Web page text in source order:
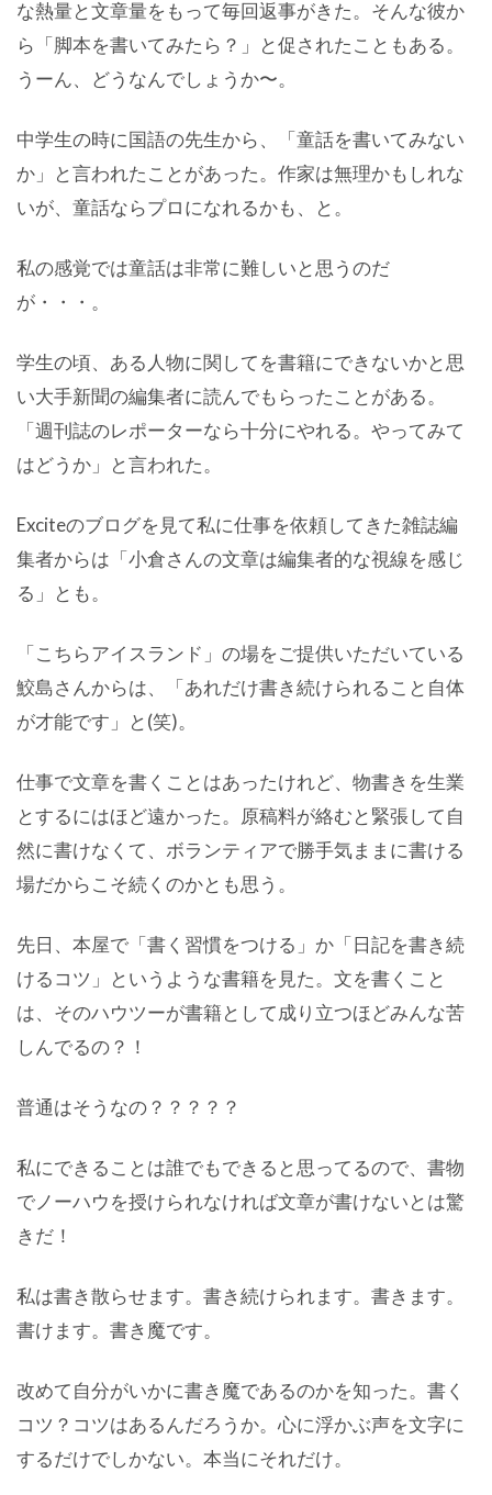
な熱量と文章量をもって毎回返事がきた。そんな彼か
ら「脚本を書いてみたら？」と促されたこともある。
うーん、どうなんでしょうか〜。
中学生の時に国語の先生から、「童話を書いてみない
か」と言われたことがあった。作家は無理かもしれな
いが、童話ならプロになれるかも、と。
私の感覚では童話は非常に難しいと思うのだ
が・・・。
学生の頃、ある人物に関してを書籍にできないかと思
い大手新聞の編集者に読んでもらったことがある。
「週刊誌のレポーターなら十分にやれる。やってみて
はどうか」と言われた。
Exciteのブログを見て私に仕事を依頼してきた雑誌編
集者からは「小倉さんの文章は編集者的な視線を感じ
る」とも。
「こちらアイスランド」の場をご提供いただいている
鮫島さんからは、「あれだけ書き続けられること自体
が才能です」と(笑)。
仕事で文章を書くことはあったけれど、物書きを生業
とするにはほど遠かった。原稿料が絡むと緊張して自
然に書けなくて、ボランティアで勝手気ままに書ける
場だからこそ続くのかとも思う。
先日、本屋で「書く習慣をつける」か「日記を書き続
けるコツ」というような書籍を見た。文を書くこと
は、そのハウツーが書籍として成り立つほどみんな苦
しんでるの？！
普通はそうなの？？？？？
私にできることは誰でもできると思ってるので、書物
でノーハウを授けられなければ文章が書けないとは驚
きだ！
私は書き散らせます。書き続けられます。書きます。
書けます。書き魔です。
改めて自分がいかに書き魔であるのかを知った。書く
コツ？コツはあるんだろうか。心に浮かぶ声を文字に
するだけでしかない。本当にそれだけ。